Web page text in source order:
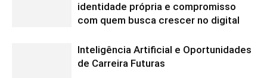
identidade própria e compromisso
com quem busca crescer no digital
Inteligência Artificial e Oportunidades
de Carreira Futuras